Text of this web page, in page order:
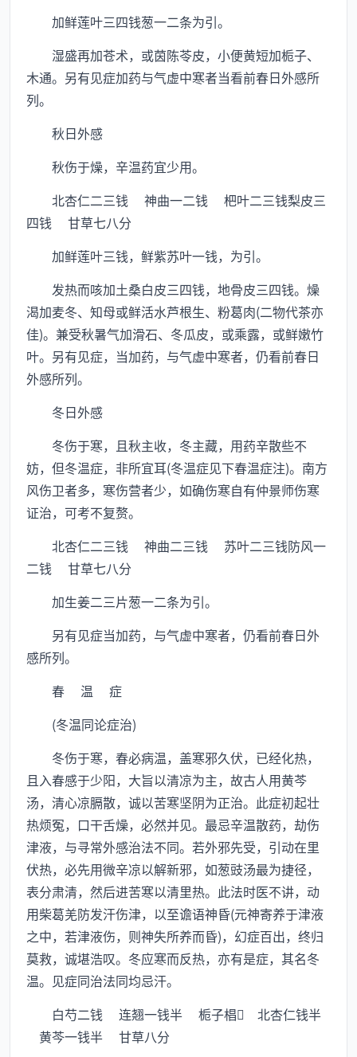
加鲜莲叶三四钱葱一二条为引。
湿盛再加苍术，或茵陈苓皮，小便黄短加栀子、
木通。另有见症加药与气虚中寒者当看前春日外感所
列。
秋日外感
秋伤于燥，辛温药宜少用。
北杏仁二三钱 神曲一二钱 杷叶二三钱梨皮三
四钱 甘草七八分
加鲜莲叶三钱，鲜紫苏叶一钱，为引。
发热而咳加土桑白皮三四钱，地骨皮三四钱。燥
渴加麦冬、知母或鲜活水芦根生、粉葛肉(二物代茶亦
佳)。兼受秋暑气加滑石、冬瓜皮，或乘露，或鲜嫩竹
叶。另有见症，当加药，与气虚中寒者，仍看前春日
外感所列。
冬日外感
冬伤于寒，且秋主收，冬主藏，用药辛散些不
妨，但冬温症，非所宜耳(冬温症见下春温症注)。南方
风伤卫者多，寒伤营者少，如确伤寒自有仲景师伤寒
证治，可考不复赘。
北杏仁二三钱 神曲二三钱 苏叶二三钱防风一
二钱 甘草七八分
加生姜二三片葱一二条为引。
另有见症当加药，与气虚中寒者，仍看前春日外
感所列。
春 温 症
(冬温同论症治)
冬伤于寒，春必病温，盖寒邪久伏，已经化热，
且入春感于少阳，大旨以清凉为主，故古人用黄芩
汤，清心凉膈散，诚以苦寒坚阴为正治。此症初起壮
热烦冤，口干舌燥，必然并见。最忌辛温散药，劫伤
津液，与寻常外感治法不同。若外邪先受，引动在里
伏热，必先用微辛凉以解新邪，如葱豉汤最为捷径，
表分肃清，然后进苦寒以清里热。此法时医不讲，动
用柴葛羌防发汗伤津，以至谵语神昏(元神寄养于津液
之中，若津液伤，则神失所养而昏)，幻症百出，终归
莫救，诚堪浩叹。冬应寒而反热，亦有是症，其名冬
温。见症同治法同均忌汗。
白芍二钱 连翘一钱半 栀子椙 北杏仁钱半
黄芩一钱半 甘草八分